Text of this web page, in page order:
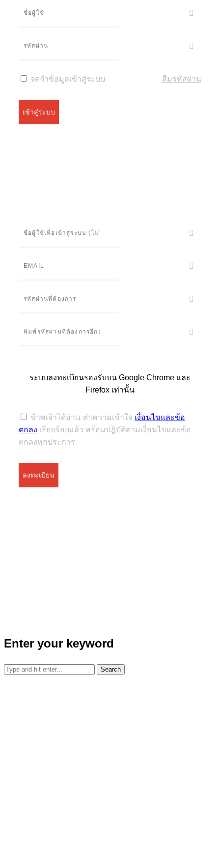
จดจำข้อมูลเข้าสู่ระบบ ลืมรหัสผ่าน
เข้าสู่ระบบ
ระบบลงทะเบียนรองรับบน Google Chrome และ
Firefox เท่านั้น
ข้าพเจ้าได้อ่าน ทำความเข้าใจ เงื่อนไขและข้อ
ตกลง เรียบร้อยแล้ว พร้อมปฎิบัติตามเงื่อนไขและข้อ
ตกลงทุกประการ
ลงทะเบียน
Enter your keyword
Search